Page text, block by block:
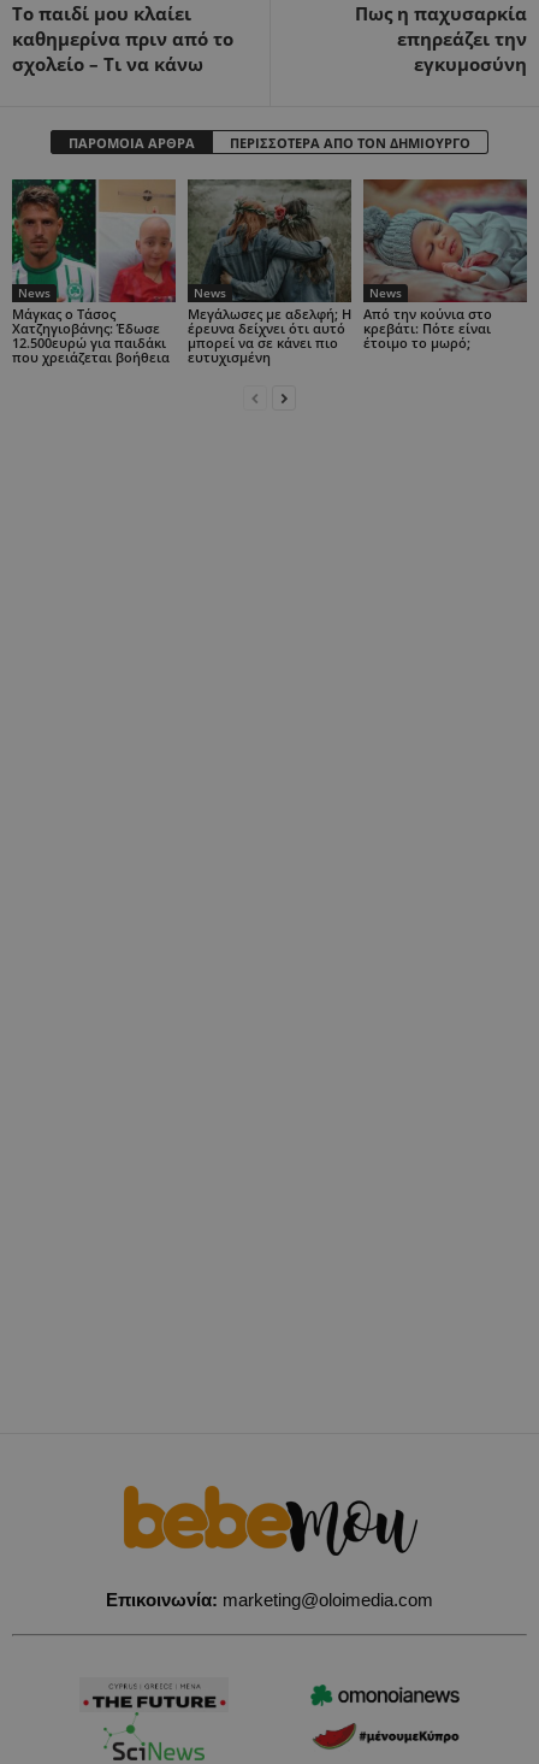
Το παιδί μου κλαίει
καθημερίνα πριν από το
σχολείο – Τι να κάνω
Πως η παχυσαρκία
επηρεάζει την
εγκυμοσύνη
ΠΑΡΟΜΟΙΑ ΑΡΘΡΑ ΠΕΡΙΣΣΟΤΕΡΑ ΑΠΟ ΤΟΝ ΔΗΜΙΟΥΡΓΟ
News
Μάγκας ο Τάσος
Χατζηγιοβάνης: Έδωσε
12.500ευρώ για παιδάκι
που χρειάζεται βοήθεια
News
Μεγάλωσες με αδελφή; Η
έρευνα δείχνει ότι αυτό
μπορεί να σε κάνει πιο
ευτυχισμένη
News
Από την κούνια στο
κρεβάτι: Πότε είναι
έτοιμο το μωρό;
Επικοινωνία: marketing@oloimedia.com